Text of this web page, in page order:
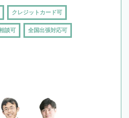
クレジットカード可
談可 全国出張対応可